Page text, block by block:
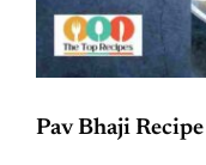
Pav Bhaji Recipe